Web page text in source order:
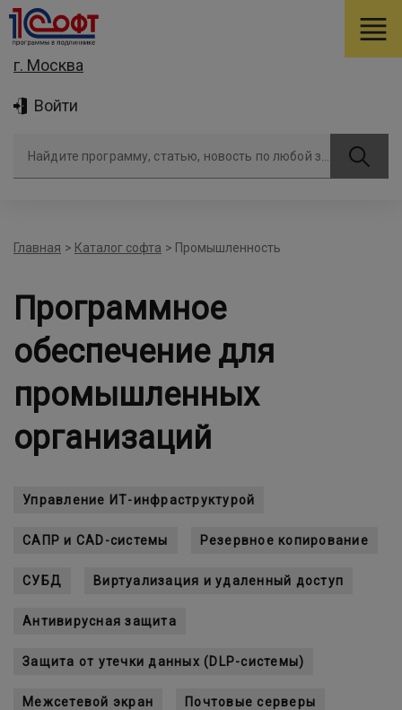
г. Москва
Войти
Главная > Каталог софта > Промышленность
Программное
обеспечение для
промышленных
организаций
Управление ИТ-инфраструктурой
САПР и CAD-системы Резервное копирование
СУБД Виртуализация и удаленный доступ
Антивирусная защита
Защита от утечки данных (DLP-системы)
Межсетевой экран Почтовые серверы